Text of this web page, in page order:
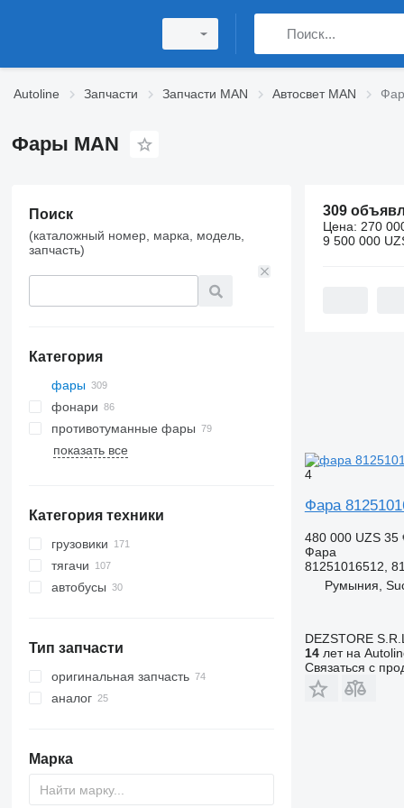
Autoline Запчасти Запчасти MAN Автосвет MAN
Фары MAN
Поиск
(каталожный номер, марка, модель,
запчасть)
Категория
фары
фонари
противотуманные фары
показать все
Категория техники
грузовики
тягачи
автобусы
Тип запчасти
оригинальная запчасть
аналог
Марка
309
Цена: 270
9 500 000
4
Фара
480 000 UZS 35
Фара
81251016512,
Румыния,
DEZSTORE S.R.L.
14лет на
Связаться с